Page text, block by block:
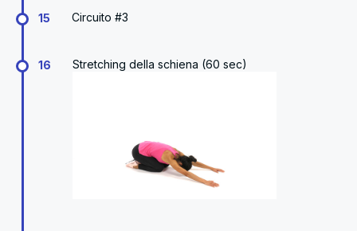
15 Circuito #3
16 Stretching della schiena (60 sec)